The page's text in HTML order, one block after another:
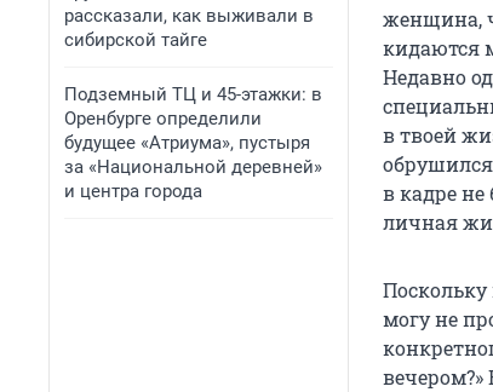
рассказали, как выживали в
сибирской тайге
Подземный ТЦ и 45-этажки: в
Оренбурге определили
будущее «Атриума», пустыря
за «Национальной деревней»
и центра города
женщина,
кидаются
Недавно
в твоей
в кадре
личная
Поскольку
могу не